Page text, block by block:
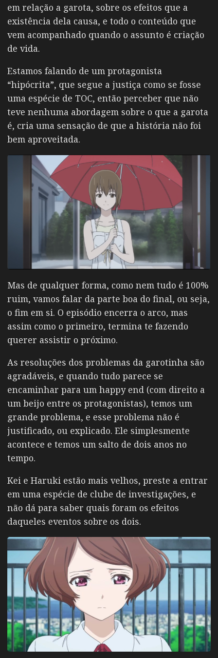
em relação a garota, sobre os efeitos que a
existência dela causa, e todo o conteúdo que
vem acompanhado quando o assunto é criação
de vida.
Estamos falando de um protagonista
“hipócrita”, que segue a justiça como se fosse
uma espécie de TOC, então perceber que não
teve nenhuma abordagem sobre o que a garota
é, cria uma sensação de que a história não foi
bem aproveitada.
Mas de qualquer forma, como nem tudo é 100%
ruim, vamos falar da parte boa do final, ou seja,
o fim em si. O episódio encerra o arco, mas
assim como o primeiro, termina te fazendo
querer assistir o próximo.
As resoluções dos problemas da garotinha são
agradáveis, e quando tudo parece se
encaminhar para um happy end (com direito a
um beijo entre os protagonistas), temos um
grande problema, e esse problema não é
justificado, ou explicado. Ele simplesmente
acontece e temos um salto de dois anos no
tempo.
Kei e Haruki estão mais velhos, preste a entrar
em uma espécie de clube de investigações, e
não dá para saber quais foram os efeitos
daqueles eventos sobre os dois.